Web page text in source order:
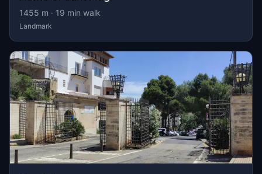
1455 m · 19 min walk
Landmark